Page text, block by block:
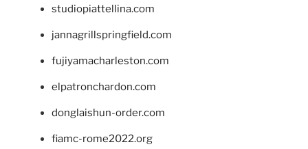
studiopiattellina.com
jannagrillspringfield.com
fujiyamacharleston.com
elpatronchardon.com
donglaishun-order.com
fiamc-rome2022.org